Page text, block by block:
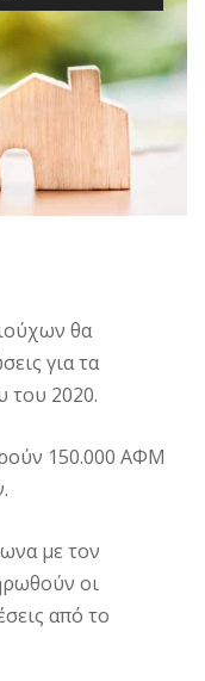
θα
για τα
του 2020.
150.000 ΑΦΜ
με τον
οι
από το